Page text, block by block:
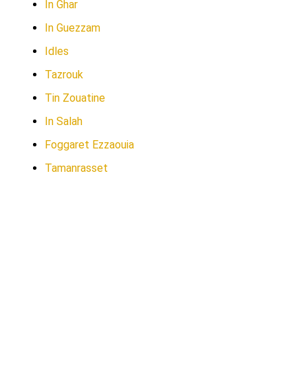
In Ghar
In Guezzam
Idles
Tazrouk
Tin Zouatine
In Salah
Foggaret Ezzaouia
Tamanrasset